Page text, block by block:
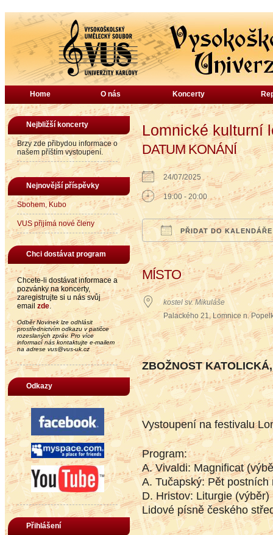
Home O nás Koncerty
Nejbližší koncerty
Brzy zde přibydou informace o
našem příštím vystoupení.
Nejnovější příspěvky
Sbohem, Kubo
VUS přijímá nové členy
Chci dostávat program
Chcete-li dostávat informace a
pozvánky na koncerty,
zaregistrujte si u nás svůj
email zde.
Odběr Novinek lze odhlásit
prostřednictvím odkazu v patičce
rozeslaných zpráv. Pro více
informací nás kontaktujte e-mailem
na adrese vus@vus-uk.cz
Odkazy
Přihlášení
Lomnické kulturní
DATUM KONÁNÍ
24/07/2025
19:00 - 20:00
PŘIDAT DO KALENDÁŘE
Download ICSGoogle Calendar
iCalendarOffice
MÍSTO
kostel sv. Mikuláše
Palackého 21, Lomnice n.
ZBOŽNOST
Vystoupení na festivalu
Program:
A. Vivaldi: Magnificat
A. Tučapský: Pět postních
D. Hristov: Liturgie (výběr)
Lidové písně českého